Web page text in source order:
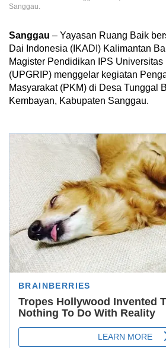
Sanggau.
Sanggau – Yayasan Ruang Baik
Dai Indonesia (IKADI) Kalimantan
Magister Pendidikan IPS
(UPGRIP) menggelar kegiatan
Masyarakat (PKM) di Desa Tunggal
Kembayan, Kabupaten Sanggau.